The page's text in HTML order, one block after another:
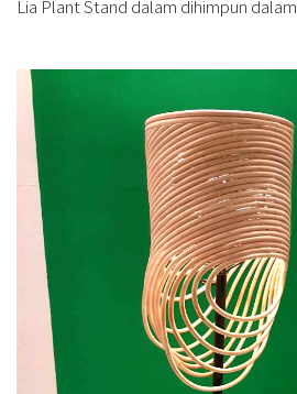
Lia Plant Stand dalam dihimpun